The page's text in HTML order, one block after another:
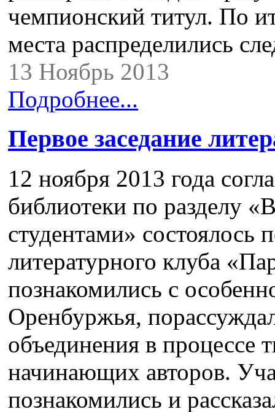
чемпионский титул. По
места распределились
13 Ноябрь 2013
Подробнее...
Первое заседание
12 ноября 2013 года
библиотеки по разделу
студентами» состоялось
литературного клуба
познакомились с
Оренбуржья,
объединения в процессе
начинающих авторов.
познакомились и